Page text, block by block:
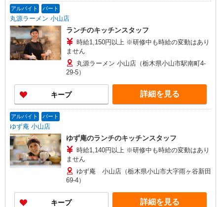
アルバイト パート
丸源ラーメン 小山店
ランチのキッチンスタッフ
時給1,150円以上 ※研修中も時給の変動はあり
ません
丸源ラーメン 小山店（栃木県小山市駅南町4-
29-5）
キープ 詳細を見る
アルバイト パート
ゆず庵 小山店
ゆず庵のランチのキッチンスタッフ
時給1,140円以上 ※研修中も時給の変動はあり
ません
ゆず庵 小山店（栃木県小山市大字雨ヶ谷新田
69-4）
キープ 詳細を見る